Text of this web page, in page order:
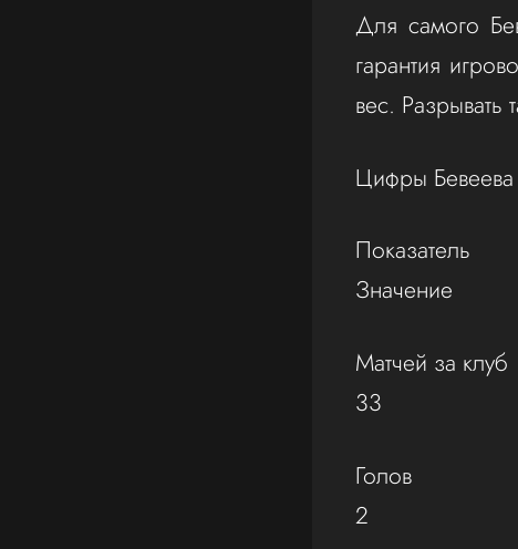
Для самого
гарантия
вес. Разрывать
Цифры Бевеева
Показатель
Значение
Матчей за клуб
33
Голов
2